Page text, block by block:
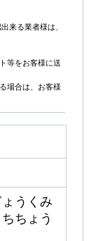
業者様は、
お客様に送
、お客様
うくみ
ちょう